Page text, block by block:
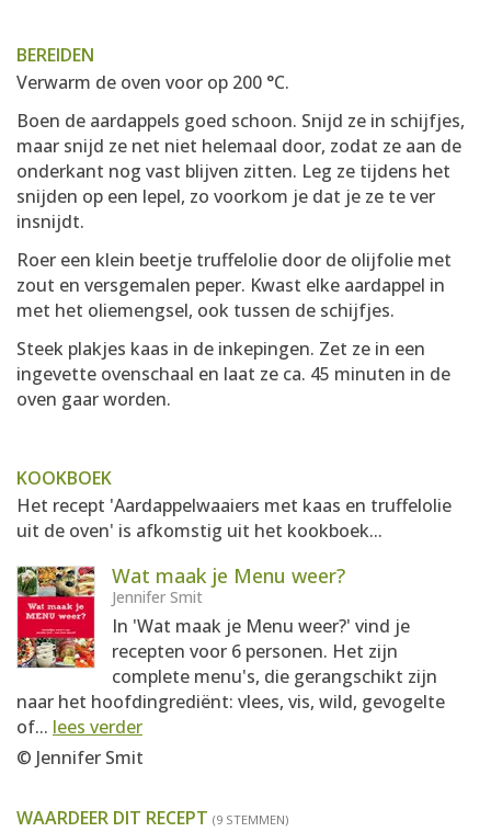
BEREIDEN
Verwarm de oven voor op 200 °C.
Boen de aardappels goed schoon. Snijd ze in schijfjes,
maar snijd ze net niet helemaal door, zodat ze aan de
onderkant nog vast blijven zitten. Leg ze tijdens het
snijden op een lepel, zo voorkom je dat je ze te ver
insnijdt.
Roer een klein beetje truffelolie door de olijfolie met
zout en versgemalen peper. Kwast elke aardappel in
met het oliemengsel, ook tussen de schijfjes.
Steek plakjes kaas in de inkepingen. Zet ze in een
ingevette ovenschaal en laat ze ca. 45 minuten in de
oven gaar worden.
KOOKBOEK
Het recept 'Aardappelwaaiers met kaas en truffelolie
uit de oven' is afkomstig uit het kookboek...
Wat maak je Menu weer?
Jennifer Smit
In 'Wat maak je Menu weer?' vind je
recepten voor 6 personen. Het zijn
complete menu's, die gerangschikt zijn
naar het hoofdingrediënt: vlees, vis, wild, gevogelte
of... lees verder
© Jennifer Smit
WAARDEER DIT RECEPT (9 STEMMEN)